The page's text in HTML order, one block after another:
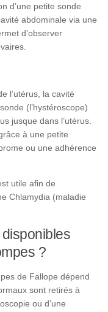
d’une petite sonde
abdominale via une
d’observer
l’utérus, la cavité
(l’hystéroscope)
jusque dans l’utérus.
à une petite
ou une adhérence
utile afin de
Chlamydia (maladie
?
de Fallope dépend
sont retirés à
ou d’une